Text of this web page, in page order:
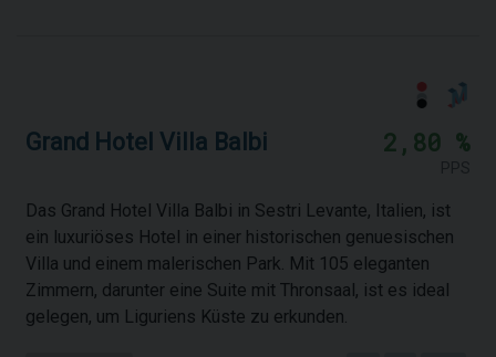
Grand Hotel Villa Balbi 2,80 %
Das Grand Hotel Villa Balbi in Sestri Levante, Italien, ist
ein luxuriöses Hotel in einer historischen genuesischen
Villa und einem malerischen Park. Mit 105 eleganten
Zimmern, darunter eine Suite mit Thronsaal, ist es ideal
gelegen, um Liguriens Küste zu erkunden.